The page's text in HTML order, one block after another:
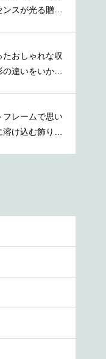
ンスが光る贈り
おしゃれな収
違いをいかし
フレームで思い
け込む飾り方